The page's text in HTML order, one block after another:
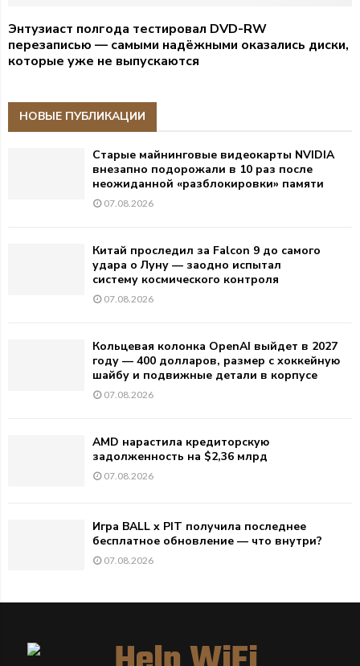
Энтузиаст полгода тестировал DVD-RW
перезаписью — самыми надёжными оказались диски,
которые уже не выпускаются
НОВЫЕ ПУБЛИКАЦИИ
Старые майнинговые видеокарты NVIDIA
внезапно подорожали в 10 раз после
неожиданной «разблокировки» памяти
07.08.2026
Китай проследил за Falcon 9 до самого
удара о Луну — заодно испытал
систему космического контроля
07.08.2026
Кольцевая колонка OpenAI выйдет в 2027
году — 400 долларов, размер с хоккейную
шайбу и подвижные детали в корпусе
07.08.2026
AMD нарастила кредиторскую
задолженность на $2,36 млрд
07.08.2026
Игра BALL x PIT получила последнее
бесплатное обновление — что внутри?
07.08.2026